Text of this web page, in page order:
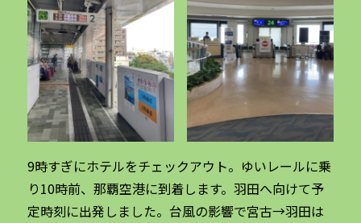
9時すぎにホテルをチェックアウト。ゆいレールに乗
り10時前、那覇空港に到着します。羽田へ向けて予
定時刻に出発しました。台風の影響で宮古→羽田は